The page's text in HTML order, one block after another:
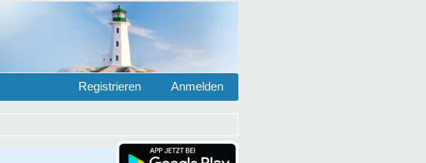
Anmelden
Registrieren